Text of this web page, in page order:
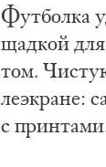
Фут­бол­ка
щад­кой
том.
ле­экра­не:
с